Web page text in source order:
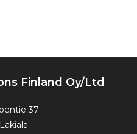
Finland Oy/Ltd
37